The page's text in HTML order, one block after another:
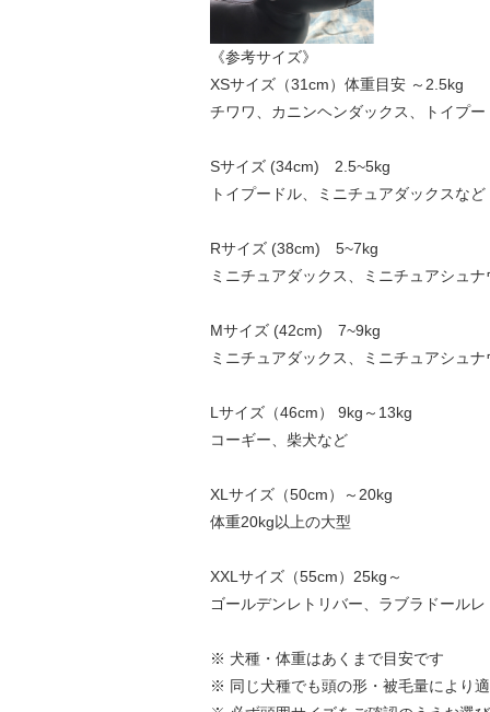
《参考サイズ》
XSサイズ（31cm）体重目安 ～2.5kg
チワワ、カニンヘンダックス、トイプー
Sサイズ (34cm) 2.5~5kg
トイプードル、ミニチュアダックスなど
Rサイズ (38cm) 5~7kg
ミニチュアダックス、ミニチュアシュ
Mサイズ (42cm) 7~9kg
ミニチュアダックス、ミニチュアシュ
Lサイズ（46cm） 9kg～13kg
コーギー、柴犬など
XLサイズ（50cm）～20kg
体重20kg以上の大型
XXLサイズ（55cm）25kg～
ゴールデンレトリバー、ラブラドール
※ 犬種・体重はあくまで目安です
※ 同じ犬種でも頭の形・被毛量により